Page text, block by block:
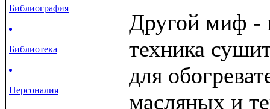
Библиография
Библиотека
Персоналия
Другой миф -
техника
для
масляных и